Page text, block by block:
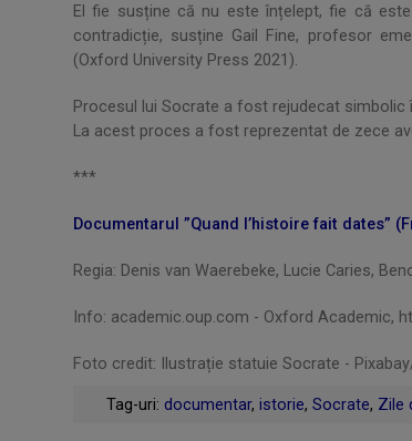
El fie susține că nu este înțelept, fie că
contradicție, susține Gail Fine, profesor
(Oxford University Press 2021).
Procesul lui Socrate a fost rejudecat simbolic
La acest proces a fost reprezentat de zece
***
Documentarul ”Quand l’histoire fait dates”
Regia: Denis van Waerebeke, Lucie Caries,
Info: academic.oup.com - Oxford Academic,
Foto credit: Ilustrație statuie Socrate -
Tag-uri: documentar, istorie, Socrate, Zile